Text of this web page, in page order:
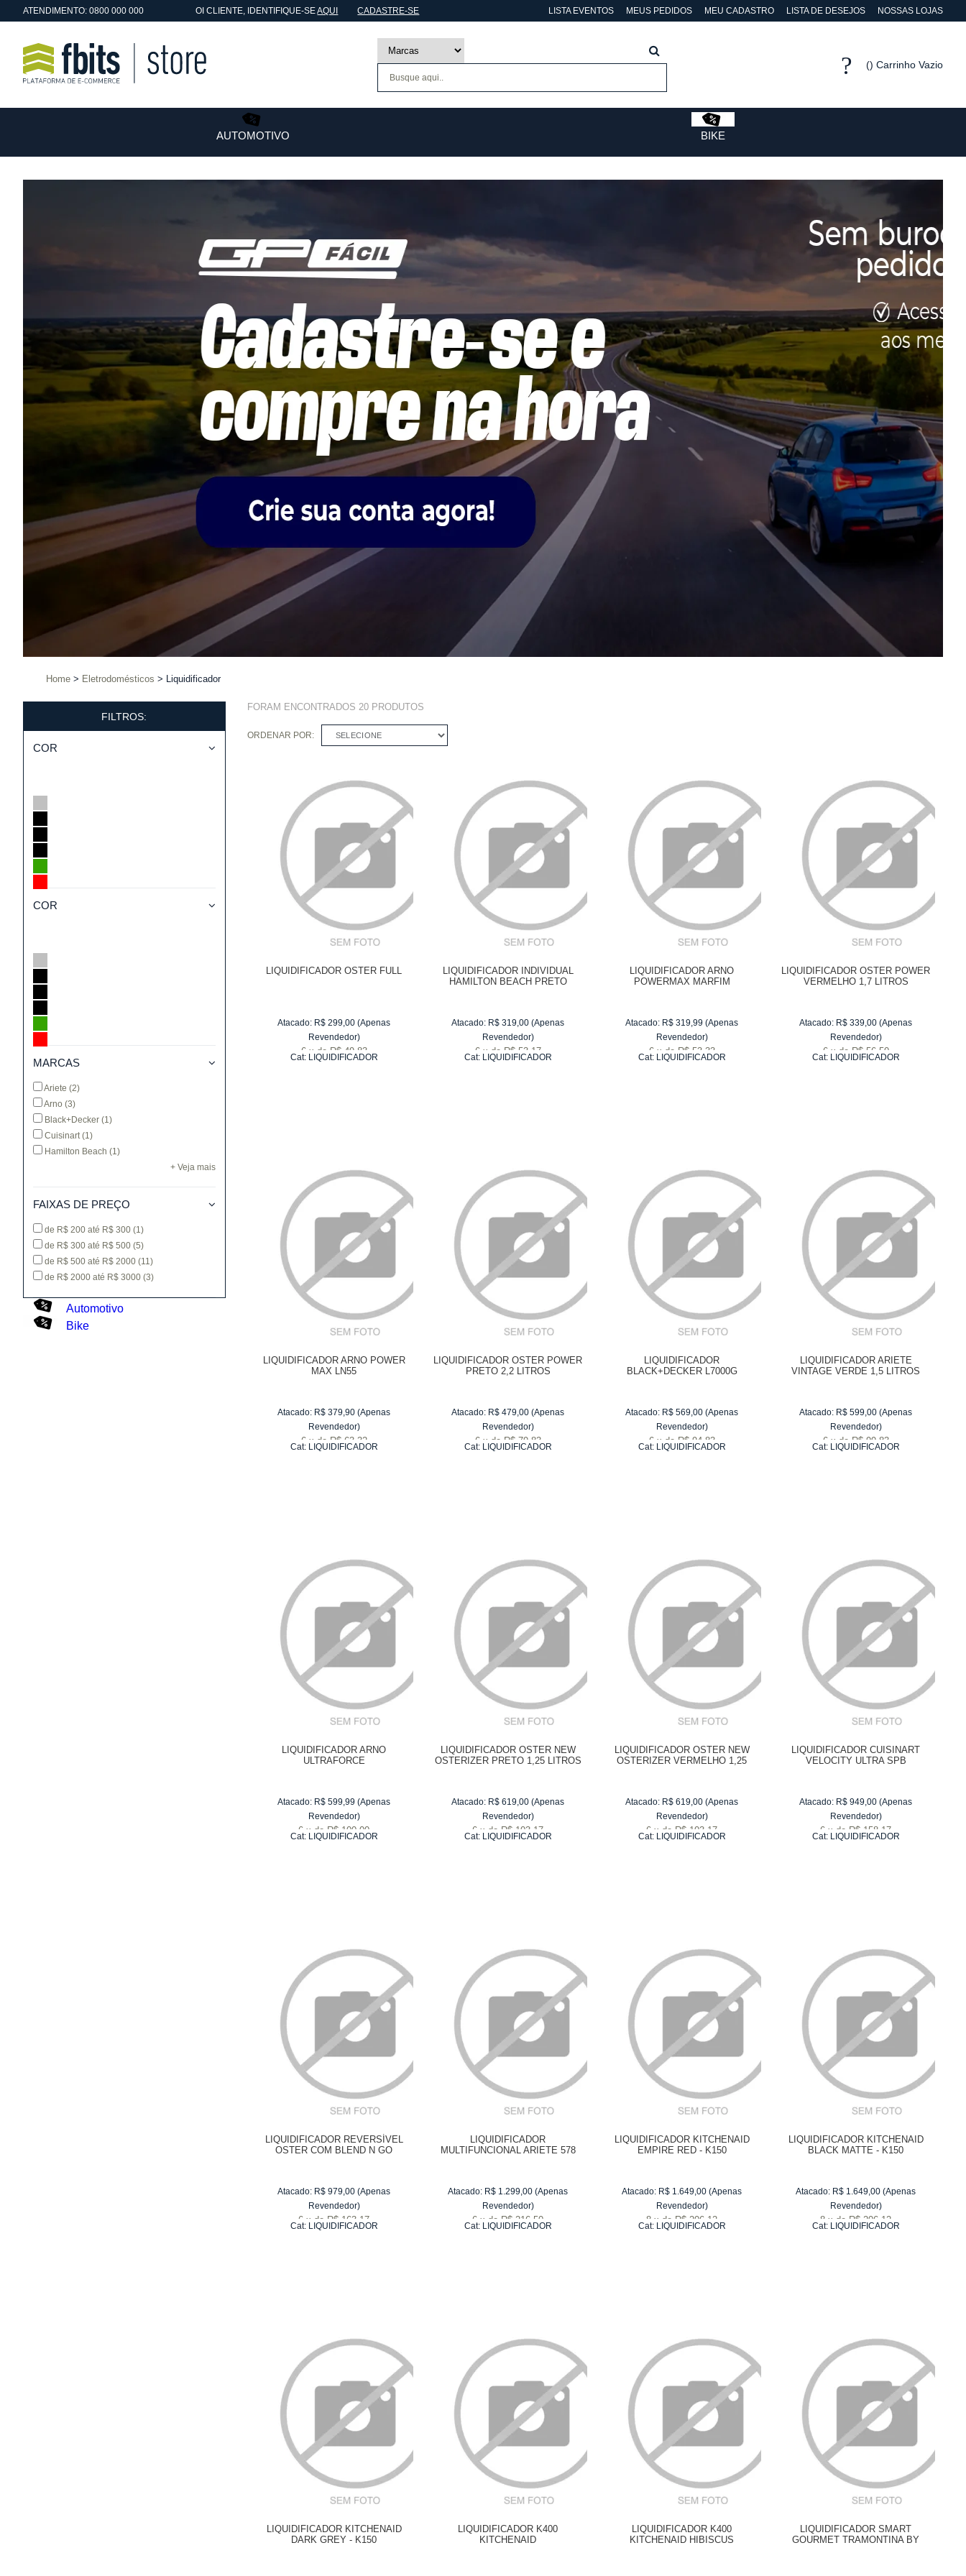
ATENDIMENTO: 0800 000 000 OICLIENTE, IDENTIFIQUE-SEAQUI CADASTRE-SE LISTA EVENTOS MEUS PEDIDOS MEU CADASTRO LISTA DE DESEJOS NOSSAS LOJAS
Carrinho Vazio
AUTOMOTIVO BIKE
Home Eletrodomésticos Liquidificador
FILTROS:
COR
COR
MARCAS
Ariete (2)
Arno (3)
Black+Decker (1)
Cuisinart(1)
Hamilton Beach (1)
+ Veja mais
FAIXAS DE PREÇO
de R$ 200 até R$ 300 (1)
de R$ 300 até R$ 500 (5)
de R$ 500 até R$ 2000 (11)
de R$ 2000 até R$ 3000 (3)
Automotivo
Bike
FORAM ENCONTRADOS 20PRODUTOS
ORDENAR POR: SELECIONE
LIQUIDIFICADOR OSTER FULL
Atacado: R$ 299,00 (Apenas
Revendedor)
6 x de R$ 49,83
Cat: LIQUIDIFICADOR
LIQUIDIFICADOR INDIVIDUAL
HAMILTON BEACH PRETO
Atacado: R$ 319,00 (Apenas
Revendedor)
6 x de R$ 53,17
Cat: LIQUIDIFICADOR
LIQUIDIFICADOR ARNO
POWERMAX MARFIM
Atacado: R$ 319,99 (Apenas
Revendedor)
6 x de R$ 53,33
Cat: LIQUIDIFICADOR
LIQUIDIFICADOR OSTER POWER
VERMELHO 1,7 LITROS
Atacado: R$ 339,00 (Apenas
Revendedor)
6 x de R$ 56,50
Cat: LIQUIDIFICADOR
LIQUIDIFICADOR ARNO POWER
MAX LN55
Atacado: R$ 379,90 (Apenas
Revendedor)
6 x de R$ 63,32
Cat: LIQUIDIFICADOR
LIQUIDIFICADOR OSTER POWER
PRETO 2,2 LITROS
Atacado: R$ 479,00 (Apenas
Revendedor)
6 x de R$ 79,83
Cat: LIQUIDIFICADOR
LIQUIDIFICADOR
BLACK+DECKER L7000G
Atacado: R$ 569,00 (Apenas
Revendedor)
6 x de R$ 94,83
Cat: LIQUIDIFICADOR
LIQUIDIFICADOR ARIETE
VINTAGE VERDE 1,5 LITROS
Atacado: R$ 599,00 (Apenas
Revendedor)
6 x de R$ 99,83
Cat: LIQUIDIFICADOR
LIQUIDIFICADOR ARNO
ULTRAFORCE
Atacado: R$ 599,99 (Apenas
Revendedor)
6 x de R$ 100,00
Cat: LIQUIDIFICADOR
LIQUIDIFICADOR OSTER NEW
OSTERIZER PRETO 1,25 LITROS
Atacado: R$ 619,00 (Apenas
Revendedor)
6 x de R$ 103,17
Cat: LIQUIDIFICADOR
LIQUIDIFICADOR OSTER NEW
OSTERIZER VERMELHO 1,25
Atacado: R$ 619,00 (Apenas
Revendedor)
6 x de R$ 103,17
Cat: LIQUIDIFICADOR
LIQUIDIFICADOR CUISINART
VELOCITY ULTRA SPB
Atacado: R$ 949,00 (Apenas
Revendedor)
6 x de R$ 158,17
Cat: LIQUIDIFICADOR
LIQUIDIFICADOR REVERSÍVEL
OSTER COM BLEND N GO
Atacado: R$ 979,00 (Apenas
Revendedor)
6 x de R$ 163,17
Cat: LIQUIDIFICADOR
LIQUIDIFICADOR
MULTIFUNCIONAL ARIETE 578
Atacado: R$ 1.299,00 (Apenas
Revendedor)
6 x de R$ 216,50
Cat: LIQUIDIFICADOR
LIQUIDIFICADOR KITCHENAID
EMPIRE RED - K150
Atacado: R$ 1.649,00 (Apenas
Revendedor)
8 x de R$ 206,12
Cat: LIQUIDIFICADOR
LIQUIDIFICADOR KITCHENAID
BLACK MATTE - K150
Atacado: R$ 1.649,00 (Apenas
Revendedor)
8 x de R$ 206,12
Cat: LIQUIDIFICADOR
LIQUIDIFICADOR KITCHENAID
DARK GREY - K150
LIQUIDIFICADOR K400
KITCHENAID
LIQUIDIFICADOR K400
KITCHENAID HIBISCUS
LIQUIDIFICADOR SMART
GOURMET TRAMONTINA BY